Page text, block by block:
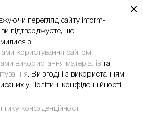
×
перегляд сайту inform-
ви підтверджуєте, що
з
користування сайтом,
використання матеріалів та
. Ви згодні з використанням
у Політиці конфіденційності.
конфіденційності